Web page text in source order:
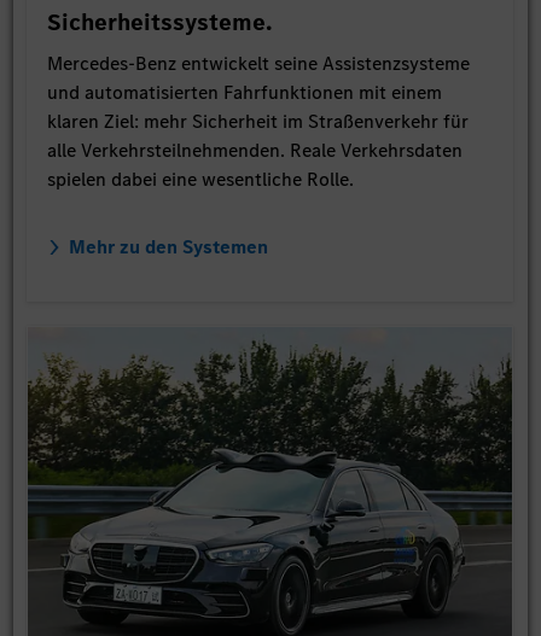
Sicherheitssysteme.
Mercedes-Benz entwickelt seine Assistenzsysteme
und automatisierten Fahrfunktionen mit einem
klaren Ziel: mehr Sicherheit im Straßenverkehr für
alle Verkehrsteilnehmenden. Reale Verkehrsdaten
spielen dabei eine wesentliche Rolle.
Mehr zu den Systemen